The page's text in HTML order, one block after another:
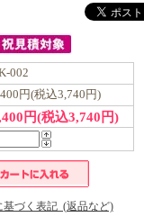
002
円(税込3,740円)
円(税込3,740円)
基づく表記 (返品など)